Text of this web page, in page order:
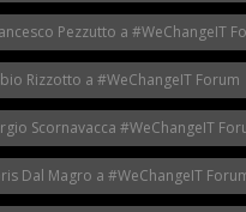
Pezzutto a #WeChangeIT
Rizzotto a #WeChangeIT Forum
Scornavacca #WeChangeIT
Dal Magro a #WeChangeIT